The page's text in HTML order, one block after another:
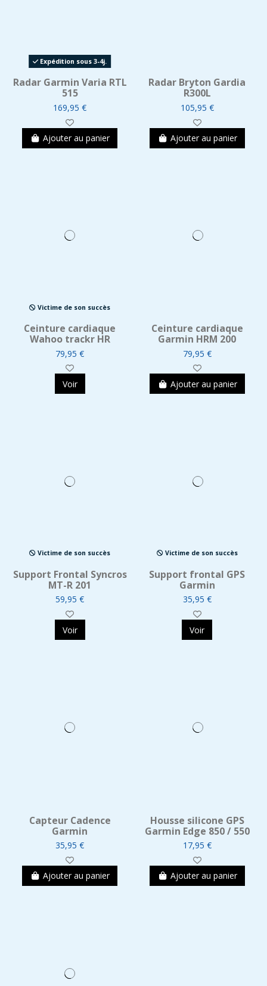
Expédition sous 3-4j.
Radar Garmin Varia RTL
515
169,95 €
Ajouter au panier
Radar Bryton Gardia
R300L
105,95 €
Ajouter au panier
Victime de son succès
Ceinture cardiaque
Wahoo trackr HR
79,95 €
Voir
Ceinture cardiaque
Garmin HRM 200
79,95 €
Ajouter au panier
Victime de son succès
Support Frontal Syncros
MT-R 201
59,95 €
Voir
Victime de son succès
Support frontal GPS
Garmin
35,95 €
Voir
Capteur Cadence
Garmin
35,95 €
Ajouter au panier
Housse silicone GPS
Garmin Edge 850 / 550
17,95 €
Ajouter au panier